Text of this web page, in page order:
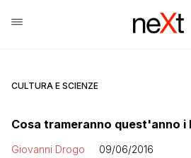
CULTURA E SCIENZE
Cosa trameranno quest'anno i
Giovanni Drogo 09/06/2016